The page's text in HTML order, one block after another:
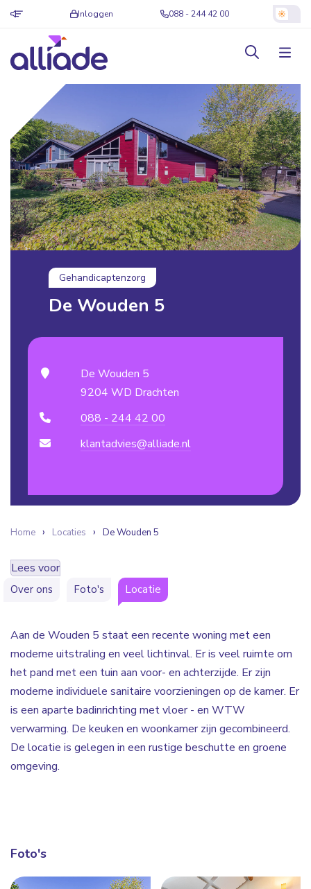
Inloggen 088 - 244 42 00
Gehandicaptenzorg
De Wouden 5
De Wouden 5
9204 WD Drachten
088 - 244 42 00
klantadvies@alliade.nl
Home Locaties De Wouden 5
Lees voor
Over ons Foto's Locatie
Aan de Wouden 5 staat een recente woning met een
moderne uitstraling en veel lichtinval. Er is veel ruimte om
het pand met een tuin aan voor- en achterzijde. Er zijn
moderne individuele sanitaire voorzieningen op de kamer. Er
is een aparte badinrichting met vloer - en WTW
verwarming. De keuken en woonkamer zijn gecombineerd.
De locatie is gelegen in een rustige beschutte en groene
omgeving.
Foto's